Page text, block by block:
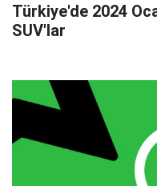
Türkiye'de 2024
SUV'lar